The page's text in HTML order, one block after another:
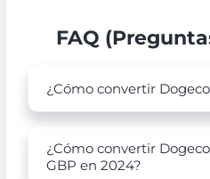
FAQ
¿Cómo convertir
¿Cómo convertir
GBP en 2024?